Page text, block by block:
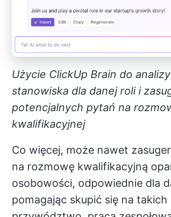
Użycie ClickUp Brain do
stanowiska dla danej roli i
potencjalnych pytań na
kwalifikacyjnej
Co więcej, może nawet
na rozmowę kwalifikacyjną
osobowości, odpowiednie dla
pomagając skupić się na